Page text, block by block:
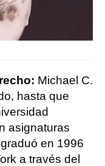
Michael C.
hasta que
asignaturas
en 1996
a través del